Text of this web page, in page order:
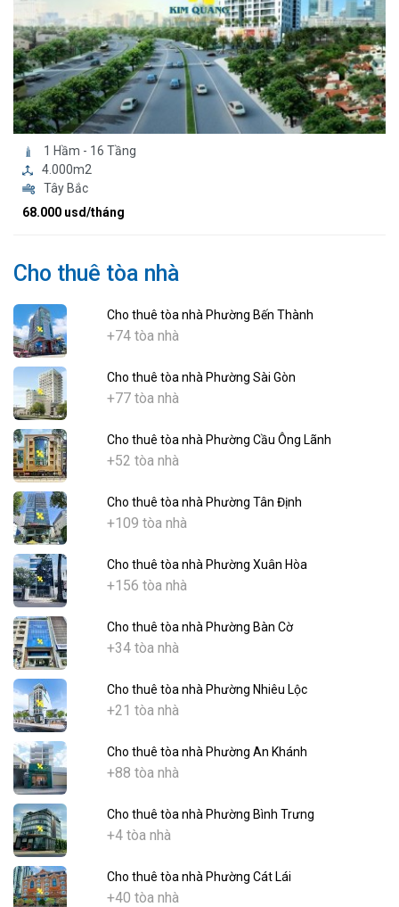
1 Hầm - 16 Tầng
4.000m2
Tây Bắc
68.000 usd/tháng
Cho thuê tòa nhà
Cho thuê tòa nhà Phường Bến Thành
+74 tòa nhà
Cho thuê tòa nhà Phường Sài Gòn
+77 tòa nhà
Cho thuê tòa nhà Phường Cầu Ông Lãnh
+52 tòa nhà
Cho thuê tòa nhà Phường Tân Định
+109 tòa nhà
Cho thuê tòa nhà Phường Xuân Hòa
+156 tòa nhà
Cho thuê tòa nhà Phường Bàn Cờ
+34 tòa nhà
Cho thuê tòa nhà Phường Nhiêu Lộc
+21 tòa nhà
Cho thuê tòa nhà Phường An Khánh
+88 tòa nhà
Cho thuê tòa nhà Phường Bình Trưng
+4 tòa nhà
Cho thuê tòa nhà Phường Cát Lái
+40 tòa nhà